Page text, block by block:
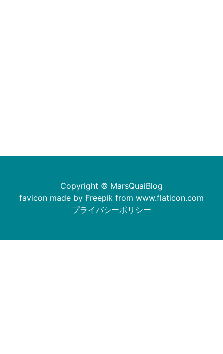
Copyright © MarsQuaiBlog
favicon made by Freepik from www.flaticon.com
プライバシーポリシー